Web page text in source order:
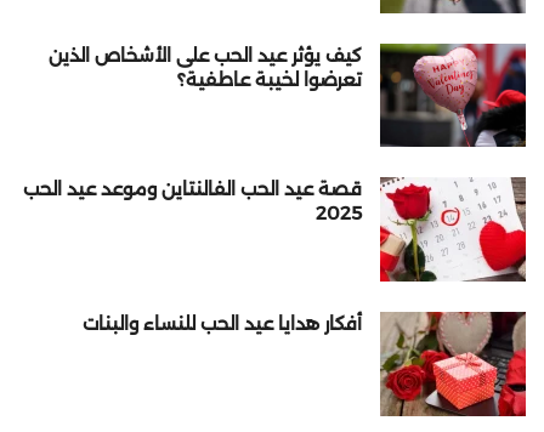
كيف يؤثر عيد الحب على الأشخاص الذين
تعرضوا لخيبة عاطفية؟
قصة عيد الحب الفالنتاين وموعد عيد الحب
2025
أفكار هدايا عيد الحب للنساء والبنات